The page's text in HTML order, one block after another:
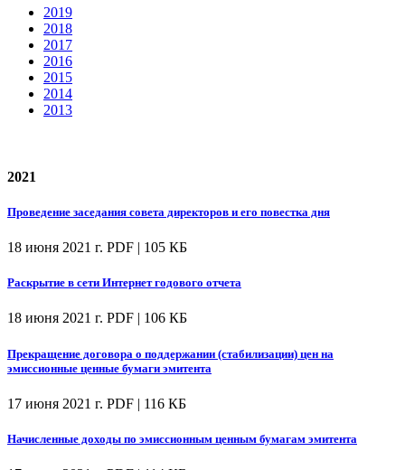
2019
2018
2017
2016
2015
2014
2013
2021
Проведение заседания совета директоров и его повестка дня
18 июня 2021 г. PDF | 105 КБ
Раскрытие в сети Интернет годового отчета
18 июня 2021 г. PDF | 106 КБ
Прекращение договора о поддержании (стабилизации) цен на
эмиссионные ценные бумаги эмитента
17 июня 2021 г. PDF | 116 КБ
Начисленные доходы по эмиссионным ценным бумагам эмитента